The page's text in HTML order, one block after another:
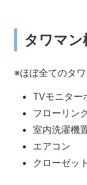
タワマン
※ほぼ全てのタ
TVモニター
フローリン
室内洗濯機
エアコン
クローゼット